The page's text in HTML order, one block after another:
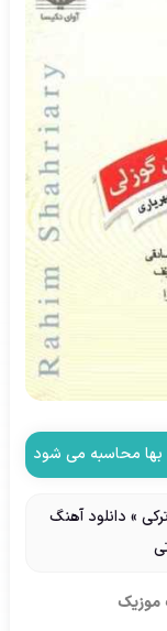
بها محاسبه می شود
» دانلود آهنگ
موزیک